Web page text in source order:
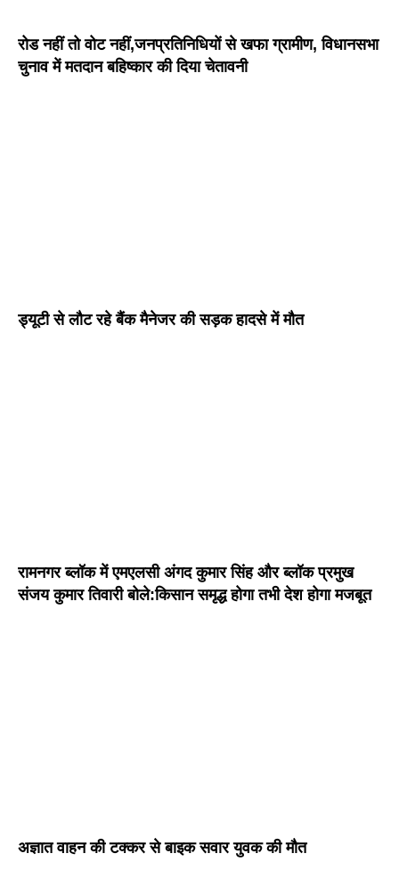
रोड नहीं तो वोट नहीं,जनप्रतिनिधियों से खफा ग्रामीण, विधानसभा
चुनाव में मतदान बहिष्कार की दिया चेतावनी
ड्यूटी से लौट रहे बैंक मैनेजर की सड़क हादसे में मौत
रामनगर ब्लॉक में एमएलसी अंगद कुमार सिंह और ब्लॉक प्रमुख
संजय कुमार तिवारी बोले:किसान समृद्ध होगा तभी देश होगा मजबूत
अज्ञात वाहन की टक्कर से बाइक सवार युवक की मौत